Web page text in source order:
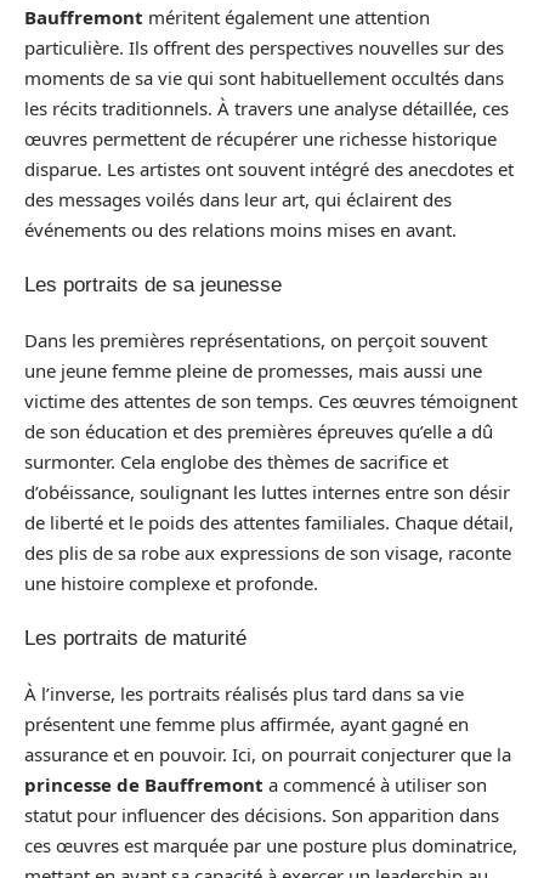
Bauffremont méritent également une attention
particulière. Ils offrent des perspectives nouvelles sur des
moments de sa vie qui sont habituellement occultés dans
les récits traditionnels. À travers une analyse détaillée, ces
œuvres permettent de récupérer une richesse historique
disparue. Les artistes ont souvent intégré des anecdotes et
des messages voilés dans leur art, qui éclairent des
événements ou des relations moins mises en avant.
Les portraits de sa jeunesse
Dans les premières représentations, on perçoit souvent
une jeune femme pleine de promesses, mais aussi une
victime des attentes de son temps. Ces œuvres témoignent
de son éducation et des premières épreuves qu’elle a dû
surmonter. Cela englobe des thèmes de sacrifice et
d’obéissance, soulignant les luttes internes entre son désir
de liberté et le poids des attentes familiales. Chaque détail,
des plis de sa robe aux expressions de son visage, raconte
une histoire complexe et profonde.
Les portraits de maturité
À l’inverse, les portraits réalisés plus tard dans sa vie
présentent une femme plus affirmée, ayant gagné en
assurance et en pouvoir. Ici, on pourrait conjecturer que la
princesse de Bauffremont a commencé à utiliser son
statut pour influencer des décisions. Son apparition dans
ces œuvres est marquée par une posture plus dominatrice,